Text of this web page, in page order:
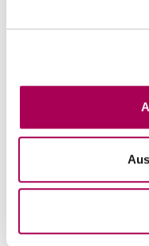
Artikel sofort lieferbar
In